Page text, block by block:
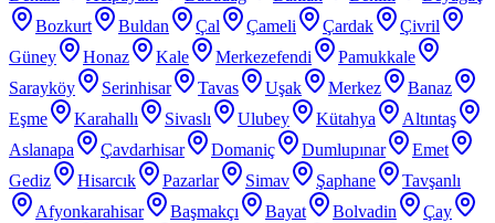
Bozkurt
Buldan Çal Çameli Çardak
Çivril
Güney
Honaz Kale Merkezefendi
Pamukkale
Sarayköy
Serinhisar Tavas Uşak Merkez
Banaz
Eşme
Karahallı Sivaslı Ulubey Kütahya
Altıntaş
Aslanapa
Çavdarhisar Domaniç Dumlupınar
Emet
Gediz
Hisarcık Pazarlar Simav Şaphane
Tavşanlı
Afyonkarahisar
Başmakçı Bayat Bolvadin
Çay